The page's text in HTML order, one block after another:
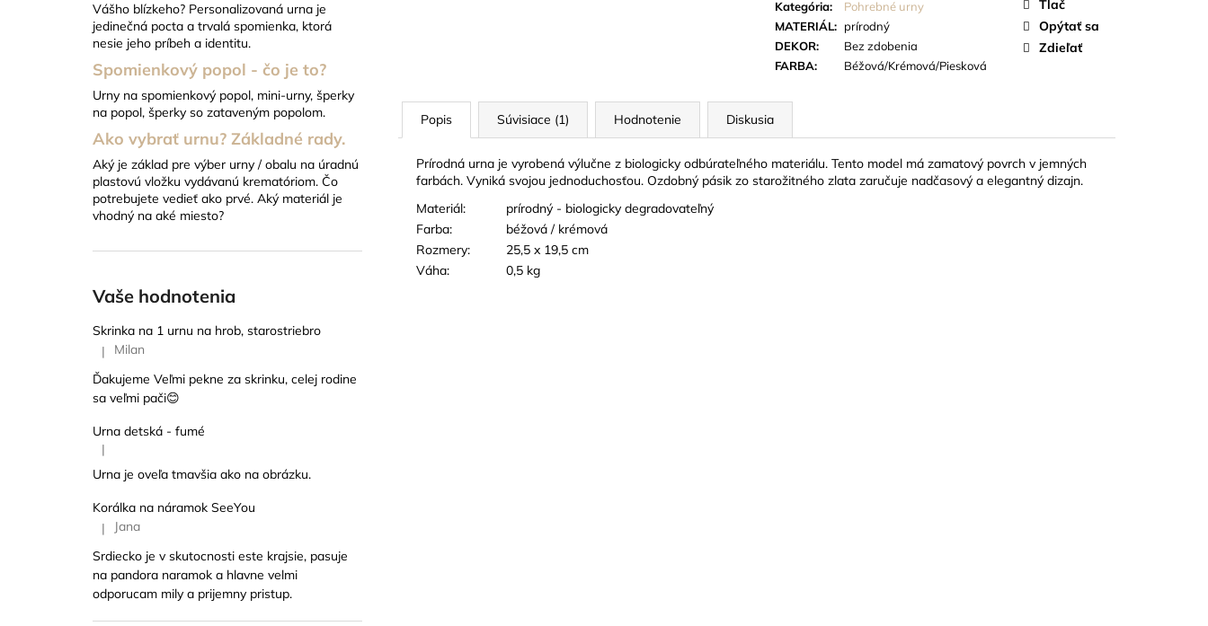
Vášho blízkeho? Personalizovaná urna je
jedinečná pocta a trvalá spomienka, ktorá
nesie jeho príbeh a identitu.
Spomienkový popol - čo je to?
Urny na spomienkový popol, mini-urny, šperky
na popol, šperky so zataveným popolom.
Ako vybrať urnu? Základné rady.
Aký je základ pre výber urny / obalu na úradnú
plastovú vložku vydávanú krematóriom. Čo
potrebujete vedieť ako prvé. Aký materiál je
vhodný na aké miesto?
Vaše hodnotenia
Skrinka na 1 urnu na hrob, starostriebro
Hodnotenie produktu je 5 z 5 hviezdičiek.
|
Milan
Ďakujeme Veľmi pekne za skrinku, celej rodine
sa veľmi pači😊
Urna detská - fumé
Hodnotenie produktu je 5 z 5 hviezdičiek.
|
Urna je oveľa tmavšia ako na obrázku.
Korálka na náramok SeeYou
Hodnotenie produktu je 5 z 5 hviezdičiek.
|
Jana
Srdiecko je v skutocnosti este krajsie, pasuje
na pandora naramok a hlavne velmi
odporucam mily a prijemny pristup.
Kategória:
Pohrebné urny
MATERIÁL: prírodný
DEKOR:
Bez zdobenia
FARBA: Béžová/Krémová/Piesková
Tlač
Opýtať sa
Zdieľať
Popis Súvisiace (1) Hodnotenie Diskusia
Prírodná urna je vyrobená výlučne z biologicky odbúrateľného materiálu. Tento model má zamatový povrch v jemných
farbách. Vyniká svojou jednoduchosťou. Ozdobný pásik zo starožitného zlata zaručuje nadčasový a elegantný dizajn.
Materiál:
prírodný - biologicky degradovateľný
Farba:
béžová / krémová
Rozmery:
25,5 x 19,5 cm
Váha:
0,5 kg
18 EUR